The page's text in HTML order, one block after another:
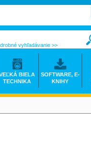
vyhľadávanie >>
BIELA
TECHNIKA
SOFTWARE, E-
KNIHY